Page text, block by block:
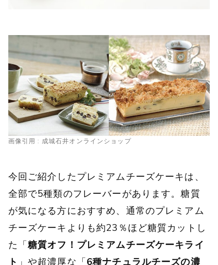
画像引用 : 成城石井オンラインショップ
今回ご紹介したプレミアムチーズケーキは、
全部で5種類のフレーバーがあります。糖質
が気になる方におすすめ、通常のプレミアム
チーズケーキよりも約23％ほど糖質カットし
た「糖質オフ！プレミアムチーズケーキライ
ト 」や超濃厚な「6種ナチュラルチーズの濃